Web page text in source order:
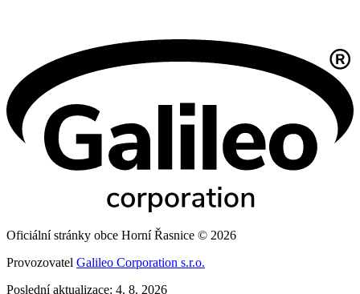
Oficiální stránky obce Horní Řasnice © 2026
Provozovatel Galileo Corporation s.r.o.
Poslední aktualizace: 4. 8. 2026